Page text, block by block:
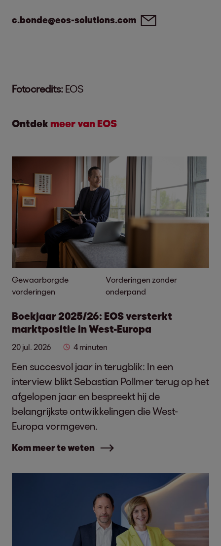
c.bonde@eos-solutions.com
Fotocredits: EOS
Ontdek meer van EOS
Gewaarborgde
vorderingen
Vorderingen zonder
onderpand
Boekjaar 2025/26: EOS versterkt
marktpositie in West-Europa
20 jul. 2026 4 minuten
Een succesvol jaar in terugblik: In een
interview blikt Sebastian Pollmer terug op het
afgelopen jaar en bespreekt hij de
belangrijkste ontwikkelingen die West-
Europa vormgeven.
Kom meer te weten